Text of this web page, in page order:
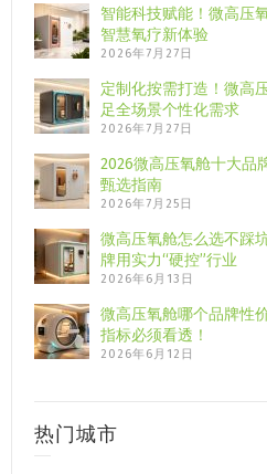
智能科技赋能！微高压
智慧氧疗新体验
2026年7月27日
定制化按需打造！微高
足全场景个性化需求
2026年7月27日
2026微高压氧舱十大品
甄选指南
2026年7月25日
微高压氧舱怎么选不踩
牌用实力“硬控”行业
2026年6月13日
微高压氧舱哪个品牌性
指标必须看透！
2026年6月12日
热门城市